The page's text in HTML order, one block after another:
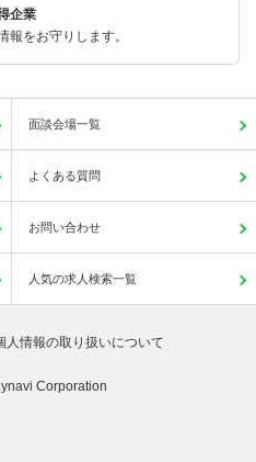
企業
報をお守りします。
面談会場一覧
よくある質問
お問い合わせ
人気の求人検索一覧
人情報の取り扱いについて
Corporation